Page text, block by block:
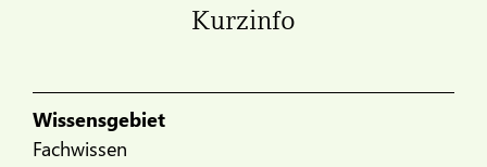
Kurzinfo
Wissensgebiet
Fachwissen